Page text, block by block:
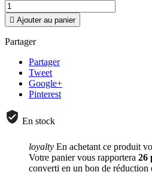
 Ajouter au panier
Partager
Partager
Tweet
Google+
Pinterest
En stock
loyalty En achetant ce produit
Votre panier vous rapportera 26
converti en un bon de réduction